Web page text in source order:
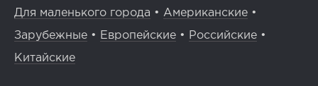
Для маленького города • Американские •
Зарубежные • Европейские • Российские •
Китайские